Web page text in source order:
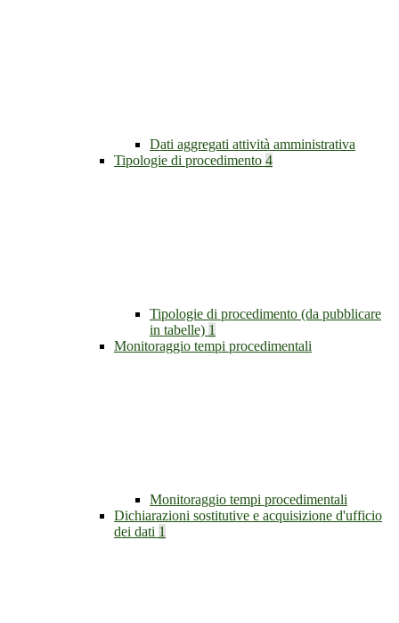
Dati aggregati attività amministrativa
Tipologie di procedimento 4
Tipologie di procedimento (da pubblicare
in tabelle) 1
Monitoraggio tempi procedimentali
Monitoraggio tempi procedimentali
Dichiarazioni sostitutive e acquisizione d'ufficio
dei dati 1